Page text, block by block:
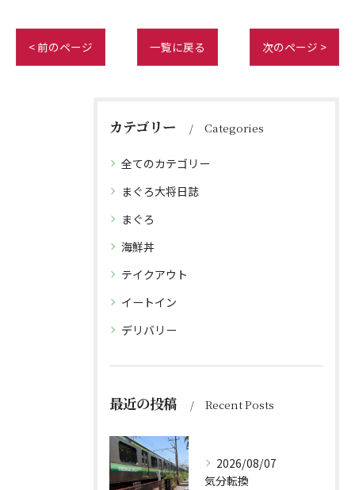
< 前のページ 一覧に戻る 次のページ >
カテゴリー Categories
全てのカテゴリー
まぐろ大将日誌
まぐろ
海鮮丼
テイクアウト
イートイン
デリバリー
最近の投稿 Recent Posts
2026/08/07
気分転換